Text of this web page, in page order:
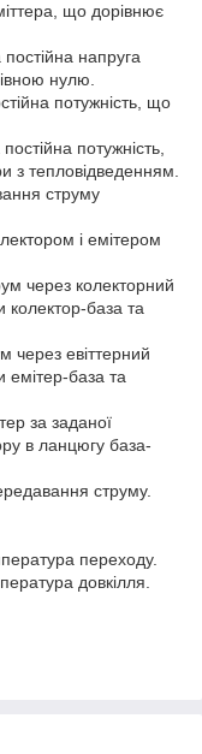
що дорівнює
напруга
нулю.
потужність, що
потужність,
з тепловідведенням.
струму
і емітером
через колекторний
колектор-база та
через евіттерний
емітер-база та
за заданої
в ланцюгу база-
струму.
переходу.
довкілля.